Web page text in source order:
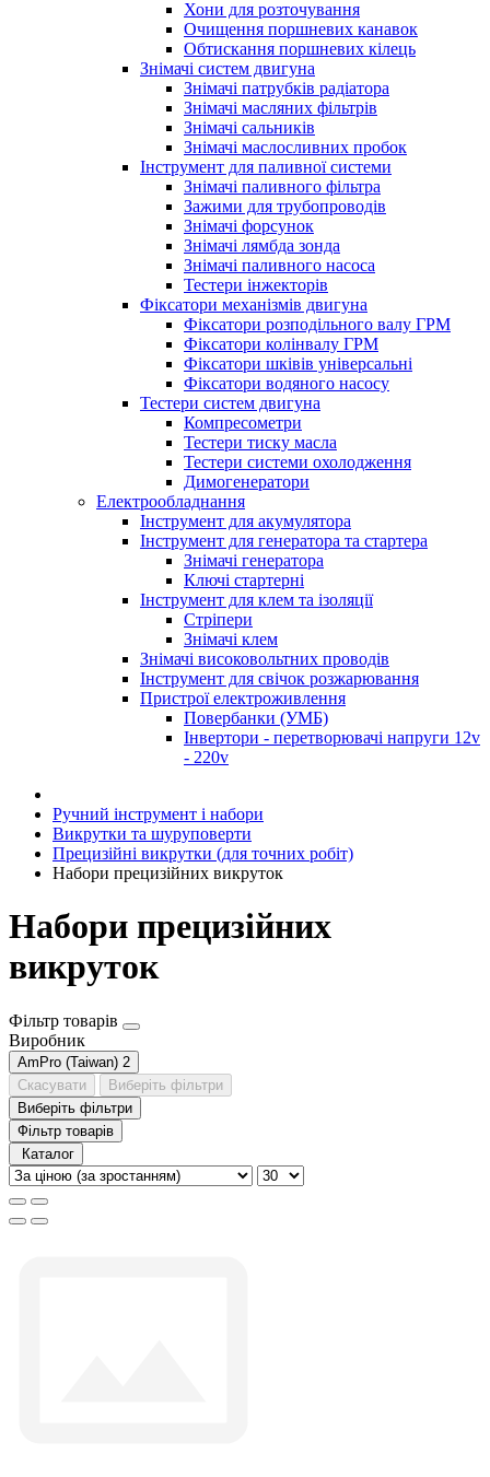
Хони для розточування
Очищення поршневих канавок
Обтискання поршневих кілець
Знімачі систем двигуна
Знімачі патрубків радіатора
Знімачі масляних фільтрів
Знімачі сальників
Знімачі маслосливних пробок
Інструмент для паливної системи
Знімачі паливного фільтра
Зажими для трубопроводів
Знімачі форсунок
Знімачі лямбда зонда
Знімачі паливного насоса
Тестери інжекторів
Фіксатори механізмів двигуна
Фіксатори розподільного валу ГРМ
Фіксатори колінвалу ГРМ
Фіксатори шківів універсальні
Фіксатори водяного насосу
Тестери систем двигуна
Компресометри
Тестери тиску масла
Тестери системи охолодження
Димогенератори
Електрообладнання
Інструмент для акумулятора
Інструмент для генератора та стартера
Знімачі генератора
Ключі стартерні
Інструмент для клем та ізоляції
Стріпери
Знімачі клем
Знімачі високовольтних проводів
Інструмент для свічок розжарювання
Пристрої електроживлення
Повербанки (УМБ)
Інвертори - перетворювачі напруги 12v
- 220v
Ручний інструмент і набори
Викрутки та шуруповерти
Прецизійні викрутки (для точних робіт)
Набори прецизійних викруток
Набори прецизійних
викруток
Фільтр товарів
Виробник
AmPro (Taiwan) 2
Скасувати
Виберіть фільтри
Виберіть фільтри
Фільтр товарів
Каталог